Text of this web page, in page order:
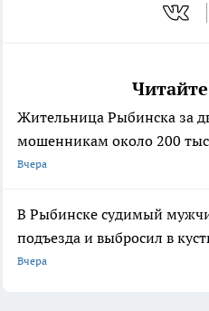
Жительница Рыбинска за
мошенникам около 200
Вчера
В Рыбинске судимый
подъезда и выбросил в
Вчера